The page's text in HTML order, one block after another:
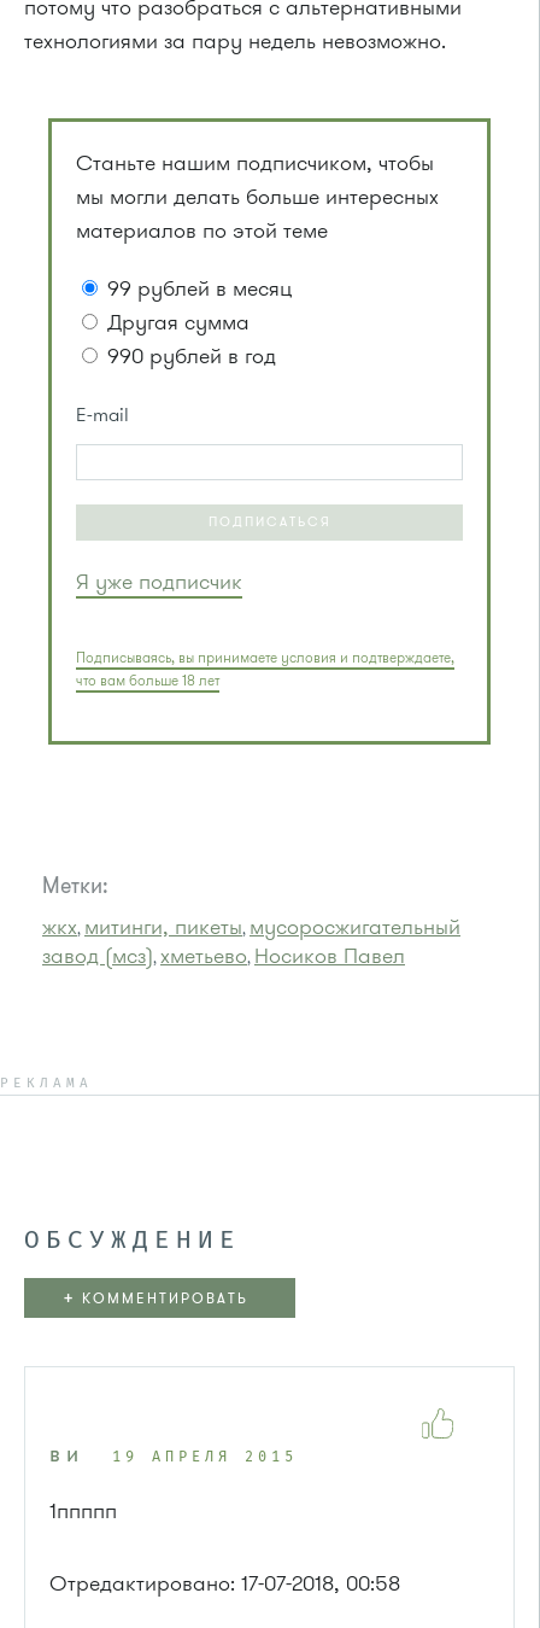
потому что разобраться с альтернативными
технологиями за пару недель невозможно.
Станьте нашим подписчиком, чтобы
мы могли делать больше интересных
материалов по этой теме
99 рублей в месяц
Другая сумма
990 рублей в год
E-mail
ПОДПИСАТЬСЯ
Я уже подписчик
Подписываясь, вы принимаете условия и подтверждаете,
что вам больше 18 лет
Метки:
жкх, митинги, пикеты, мусоросжигательный
завод (мсз),хметьево, Носиков Павел
РЕКЛАМА
ОБСУЖДЕНИЕ
+ КОММЕНТИРОВАТЬ
в и 19 АПРЕЛЯ 2015
1ппппп
Отредактировано: 17-07-2018, 00:58